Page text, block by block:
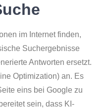
im Internet finden,
Suchergebnisse
Antworten ersetzt.
Optimization) an. Es
eins bei Google zu
sein, dass KI-